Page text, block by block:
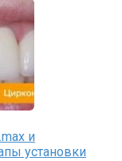
и
установки